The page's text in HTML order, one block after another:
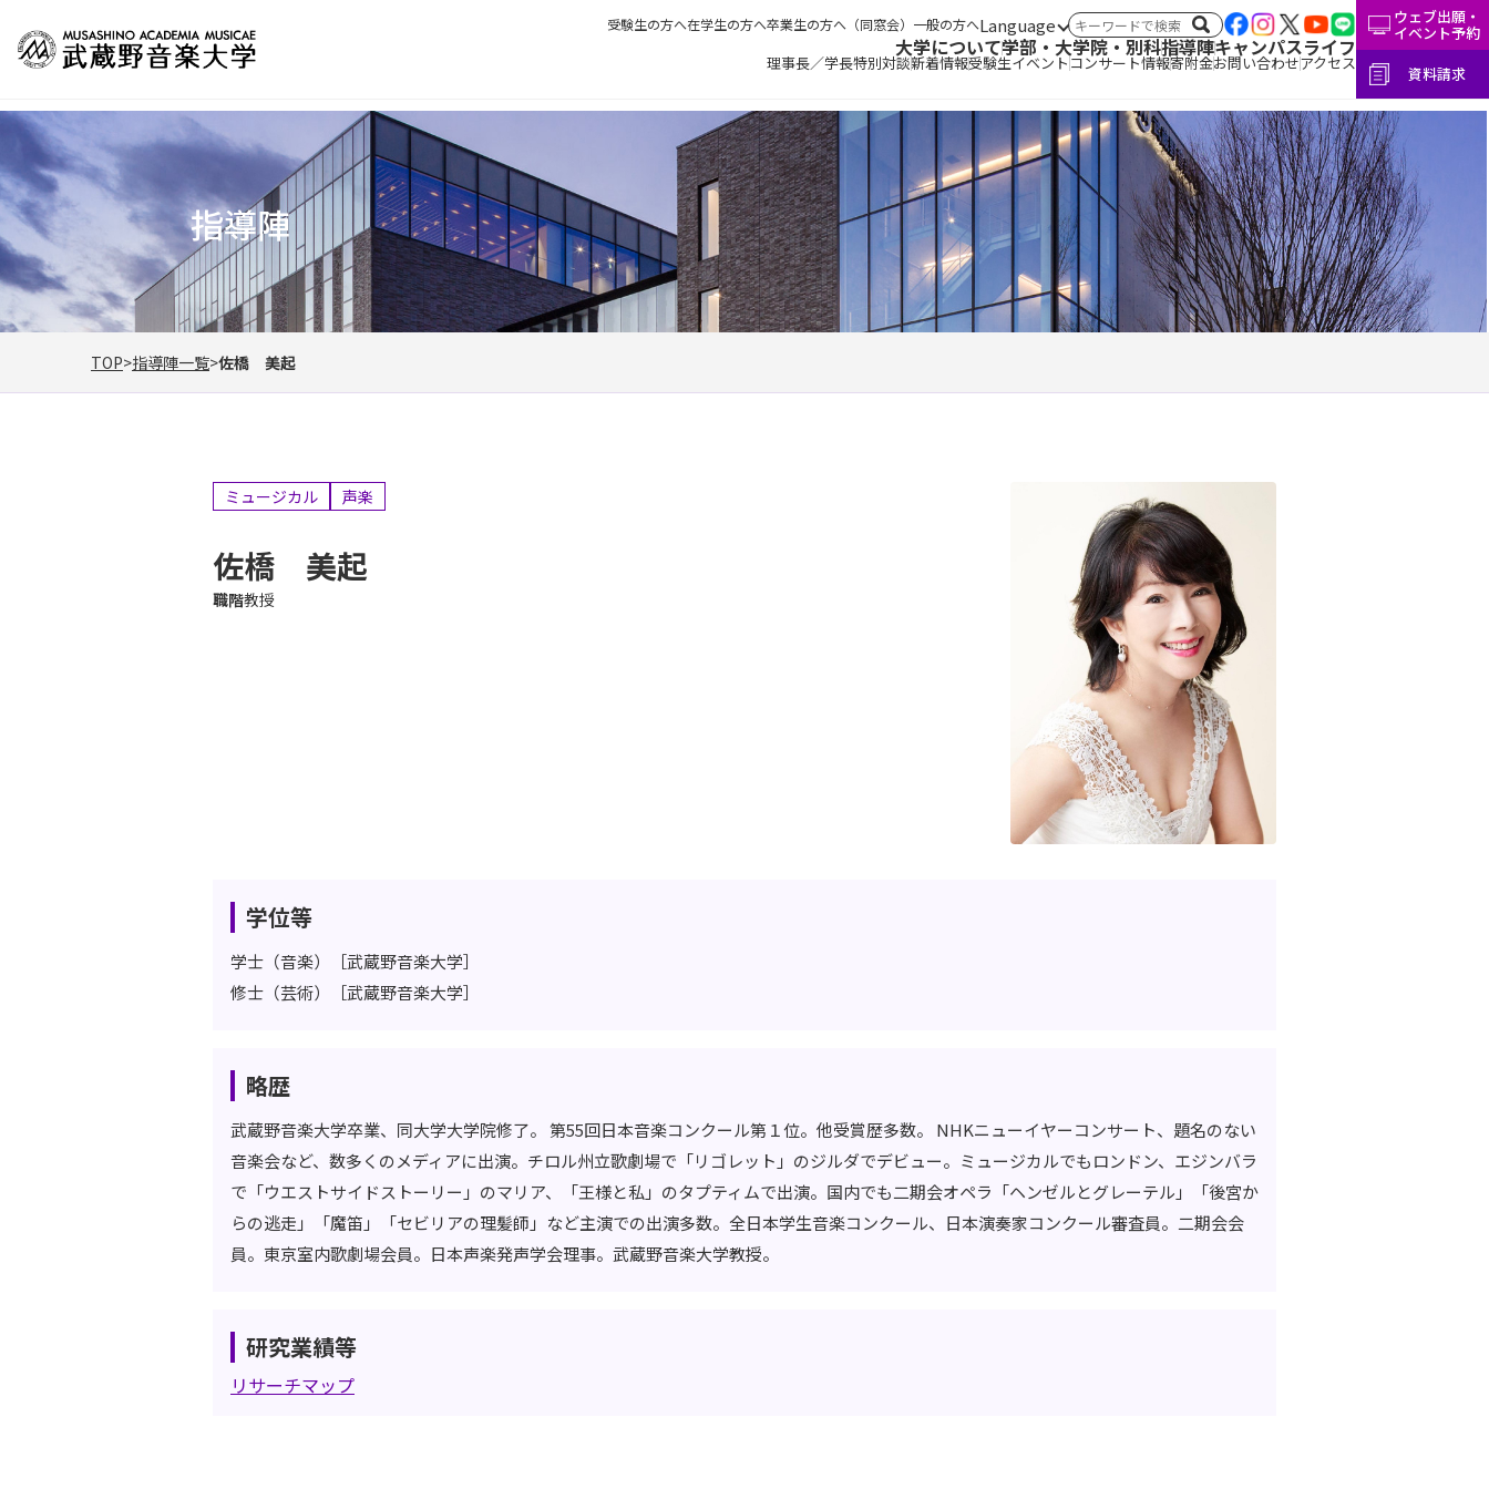
受験生の方へ在学生の方へ卒業生の方へ（同窓会） 一般の方へ言語切替 サイト内検索
大学について学部・大学院・別科指導陣キャンパスライフ
理事長／学長特別対談新着情報受験生イベントコンサート情報寄附金お問い合わせアクセス
ウェブ出願・
イベント予約
資料請求
指導陣
TOP 指導陣一覧 佐橋 美起
ミュージカル 声楽
佐橋 美起
職階教授
学位等
学士（音楽）［武蔵野音楽大学］
修士（芸術）［武蔵野音楽大学］
略歴
武蔵野音楽大学卒業、同大学大学院修了。 第55回日本音楽コンクール第１位。他受賞歴多数。 NHKニューイヤーコンサート、題名のない
音楽会など、数多くのメディアに出演。チロル州立歌劇場で「リゴレット」のジルダでデビュー。ミュージカルでもロンドン、エジンバラ
で「ウエストサイドストーリー」のマリア、「王様と私」のタプティムで出演。国内でも二期会オペラ「ヘンゼルとグレーテル」「後宮か
らの逃走」「魔笛」「セビリアの理髪師」など主演での出演多数。全日本学生音楽コンクール、日本演奏家コンクール審査員。二期会会
員。東京室内歌劇場会員。日本声楽発声学会理事。武蔵野音楽大学教授。
研究業績等
リサーチマップ